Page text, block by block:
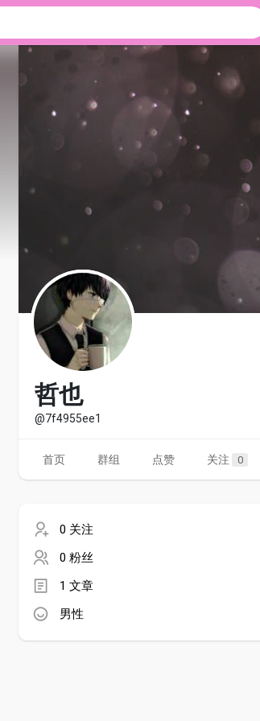
我的活动
游戏
资金来源
哲也
@7f4955ee1
首页 群组 点赞 关注 0
0 关注
0 粉丝
1 文章
男性